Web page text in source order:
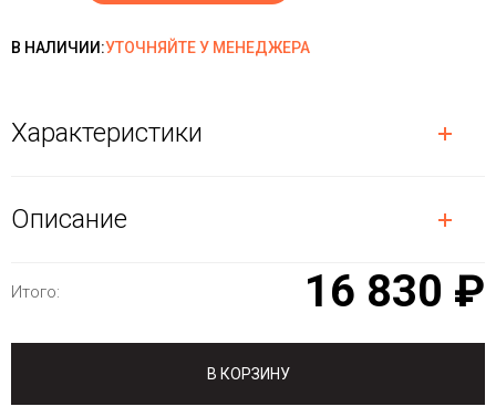
В НАЛИЧИИ:УТОЧНЯЙТЕ У МЕНЕДЖЕРА
Характеристики
Описание
Итого: 16 830 ₽
В КОРЗИНУ